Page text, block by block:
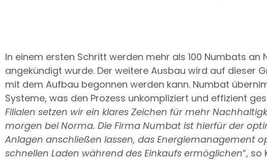
In einem ersten Schritt werden mehr als 100 Numbats
angekündigt wurde. Der weitere Ausbau wird auf dieser
mit dem Aufbau begonnen werden kann. Numbat
Systeme, was den Prozess unkompliziert und effizient
Filialen setzen wir ein klares Zeichen für mehr
morgen bei Norma. Die Firma Numbat ist hierfür der
Anlagen anschließen lassen, das Energiemanagement
schnellen Laden während des Einkaufs ermöglichen“, so